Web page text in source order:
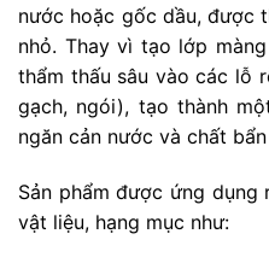
nước hoặc gốc dầu, được
nhỏ. Thay vì tạo lớp
thẩm thấu sâu vào các lỗ
gạch, ngói), tạo thành
ngăn cản nước và chất
Sản phẩm được ứng
vật liệu, hạng mục như: